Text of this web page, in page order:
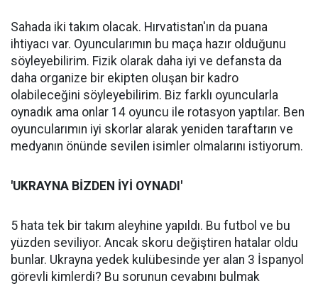
Sahada iki takım olacak. Hırvatistan'ın da puana
ihtiyacı var. Oyuncularımın bu maça hazır olduğunu
söyleyebilirim. Fizik olarak daha iyi ve defansta da
daha organize bir ekipten oluşan bir kadro
olabileceğini söyleyebilirim. Biz farklı oyuncularla
oynadık ama onlar 14 oyuncu ile rotasyon yaptılar. Ben
oyuncularımın iyi skorlar alarak yeniden taraftarın ve
medyanın önünde sevilen isimler olmalarını istiyorum.
'UKRAYNA BİZDEN İYİ OYNADI'
5 hata tek bir takım aleyhine yapıldı. Bu futbol ve bu
yüzden seviliyor. Ancak skoru değiştiren hatalar oldu
bunlar. Ukrayna yedek kulübesinde yer alan 3 İspanyol
görevli kimlerdi? Bu sorunun cevabını bulmak